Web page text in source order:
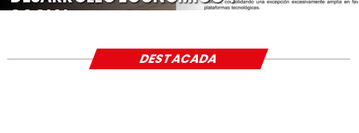
SOCIAL
DESTACADA